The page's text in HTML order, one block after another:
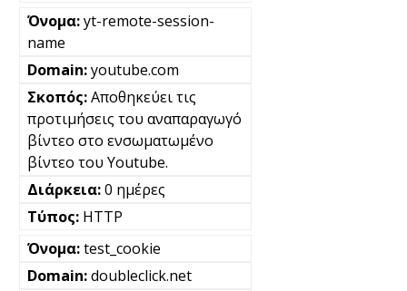
yt-remote-session-
name
youtube.com
Αποθηκεύει τις
προτιμήσεις του αναπαραγωγό
βίντεο στο ενσωματωμένο
βίντεο του Youtube.
0 ημέρες
HTTP
test_cookie
doubleclick.net